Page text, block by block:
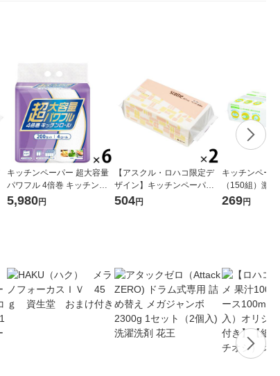
キッチンペーパー 超大容量
パワフル 4倍巻 キッチンロ
ール 1セット（1パック（20
5,980円
【アスクル・ロハコ限定デ
ザイン】キッチンペーパー
スコッティ ソフトパック サ
504円
キッチンペー
（150組）激
オル ソフトパ
269円